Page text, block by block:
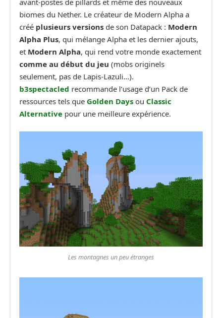
avant-postes de pillards et même des nouveaux
biomes du Nether. Le créateur de Modern Alpha a
créé plusieurs versions de son Datapack : Modern
Alpha Plus, qui mélange Alpha et les dernier ajouts,
et Modern Alpha, qui rend votre monde exactement
comme au début du jeu (mobs originels
seulement, pas de Lapis-Lazuli…).
b3spectacled recommande l’usage d’un Pack de
ressources tels que Golden Days ou Classic
Alternative pour une meilleure expérience.
Les montagnes un peu étranges